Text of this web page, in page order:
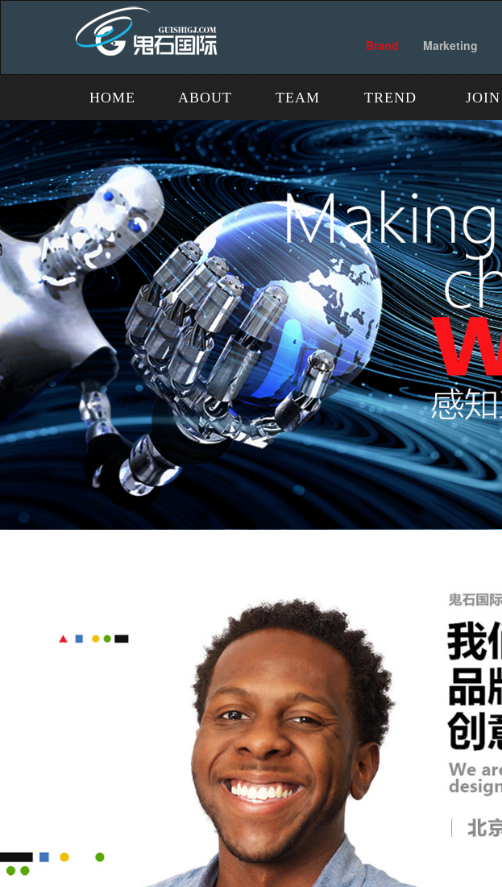
Brand Marketing
HOME
首页
ABOUT
关于
TEAM
团队
TREND
观点
JOIN
加入